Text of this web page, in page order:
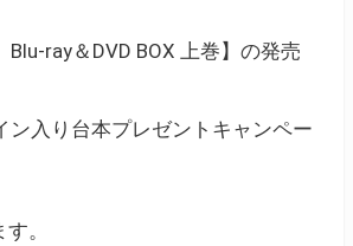
Blu-ray＆DVD BOX 上巻】の発売
ン入り台本プレゼントキャンペー
。